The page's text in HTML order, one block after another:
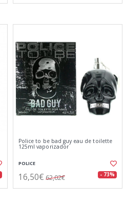
Police to be bad guy eau de toilette
125ml vaporizador
POLICE
16,50€ 62,02€ - 73%